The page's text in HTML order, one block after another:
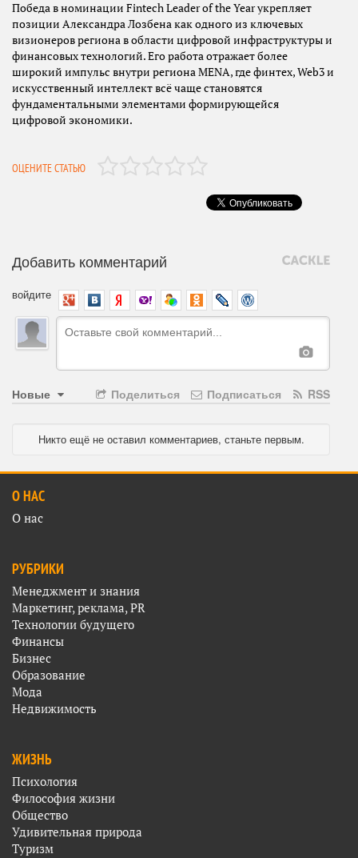
Победа в номинации Fintech Leader of the Year укрепляет
позиции Александра Лозбена как одного из ключевых
визионеров региона в области цифровой инфраструктуры и
финансовых технологий. Его работа отражает более
широкий импульс внутри региона MENA, где финтех, Web3 и
искусственный интеллект всё чаще становятся
фундаментальными элементами формирующейся
цифровой экономики.
ОЦЕНИТЕ СТАТЬЮ
Добавить комментарий
войдите
Новые RSS
Подписаться
Поделиться
Никто ещё не оставил комментариев, станьте первым.
О НАС
О нас
РУБРИКИ
Менеджмент и знания
Маркетинг, реклама, PR
Технологии будущего
Финансы
Бизнес
Образование
Мода
Недвижимость
ЖИЗНЬ
Психология
Философия жизни
Общество
Удивительная природа
Туризм